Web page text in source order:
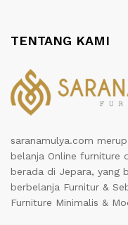
TENTANG KAMI
saranamulya.com
belanja Online furniture
berada di Jepara, yang
berbelanja Furnitur &
Furniture Minimalis &